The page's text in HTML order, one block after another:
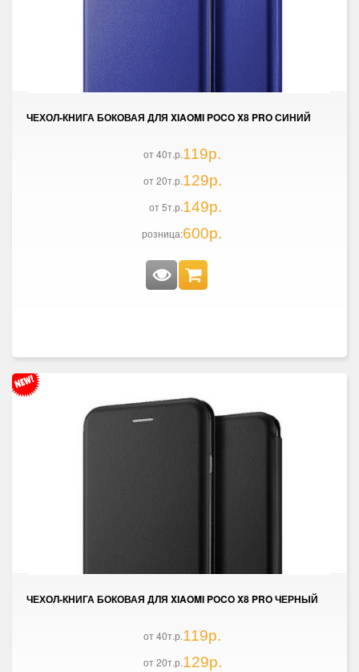
ЧЕХОЛ-КНИГА БОКОВАЯ ДЛЯ XIAOMI POCO X8 PRO СИНИЙ
от 40т.р.119р.
от 20т.р.129р.
от 5т.р.149р.
розница:600р.
ЧЕХОЛ-КНИГА БОКОВАЯ ДЛЯ XIAOMI POCO X8 PRO ЧЕРНЫЙ
от 40т.р.119р.
от 20т.р.129р.